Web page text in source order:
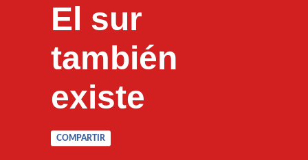
El sur
también
existe
COMPARTIR